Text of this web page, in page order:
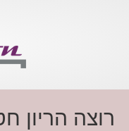
רוצה הריון